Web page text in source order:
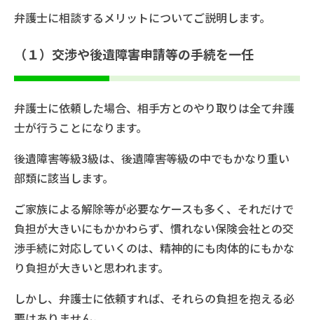
弁護士に相談するメリットについてご説明します。
（１）交渉や後遺障害申請等の手続を一任
弁護士に依頼した場合、相手方とのやり取りは全て弁護
士が行うことになります。
後遺障害等級3級は、後遺障害等級の中でもかなり重い
部類に該当します。
ご家族による解除等が必要なケースも多く、それだけで
負担が大きいにもかかわらず、慣れない保険会社との交
渉手続に対応していくのは、精神的にも肉体的にもかな
り負担が大きいと思われます。
しかし、弁護士に依頼すれば、それらの負担を抱える必